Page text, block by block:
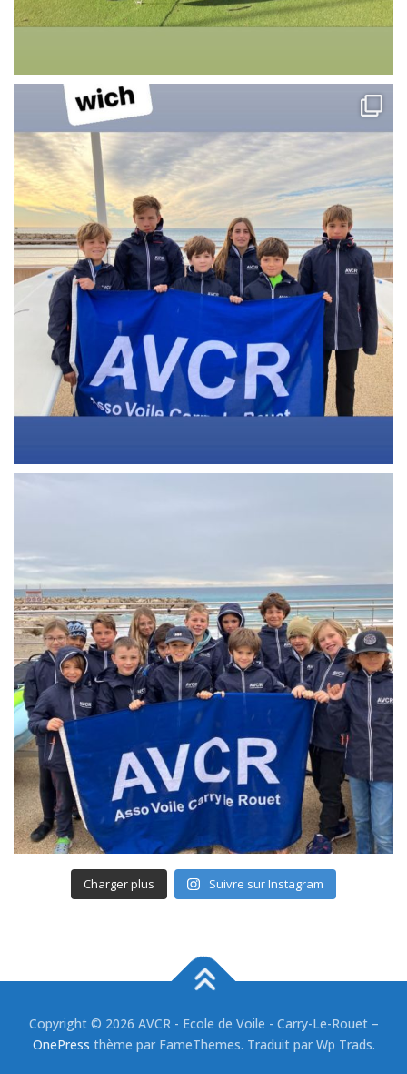
Charger plus Suivre sur Instagram
Copyright © 2026 AVCR - Ecole de Voile - Carry-Le-Rouet –
OnePress thème par FameThemes. Traduit par Wp Trads.